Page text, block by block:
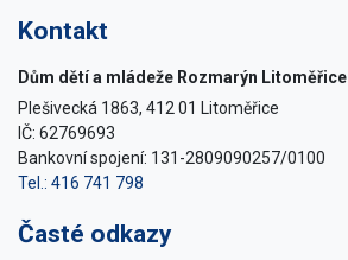
Kontakt
Dům dětí a mládeže Rozmarýn Litoměřice
Plešivecká 1863, 412 01 Litoměřice
IČ: 62769693
Bankovní spojení: 131-2809090257/0100
Tel.: 416 741 798
Časté odkazy